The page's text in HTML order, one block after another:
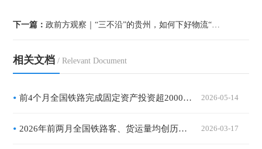
下一篇：政前方观察｜“三不沿”的贵州，如何下好物流“这盘棋”
相关文档 / Relevant Document
前4个月全国铁路完成固定资产投资超2000亿元 2026-05-14
2026年前两月全国铁路客、货运量均创历史同期新高，旅客发送量达7.57亿人 2026-03-17